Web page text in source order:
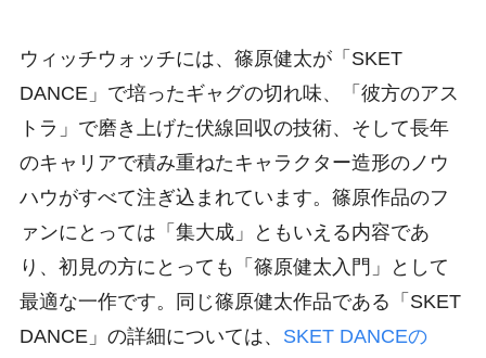
ウィッチウォッチには、篠原健太が「SKET
DANCE」で培ったギャグの切れ味、「彼方のアス
トラ」で磨き上げた伏線回収の技術、そして長年
のキャリアで積み重ねたキャラクター造形のノウ
ハウがすべて注ぎ込まれています。篠原作品のフ
ァンにとっては「集大成」ともいえる内容であ
り、初見の方にとっても「篠原健太入門」として
最適な一作です。同じ篠原健太作品である「SKET
DANCE」の詳細については、 SKET DANCEの